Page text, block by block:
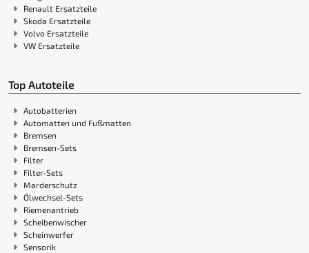
Renault Ersatzteile
Skoda Ersatzteile
Volvo Ersatzteile
VW Ersatzteile
Top Autoteile
Autobatterien
Automatten und Fußmatten
Bremsen
Bremsen-Sets
Filter
Filter-Sets
Marderschutz
Ölwechsel-Sets
Riemenantrieb
Scheibenwischer
Scheinwerfer
Sensorik